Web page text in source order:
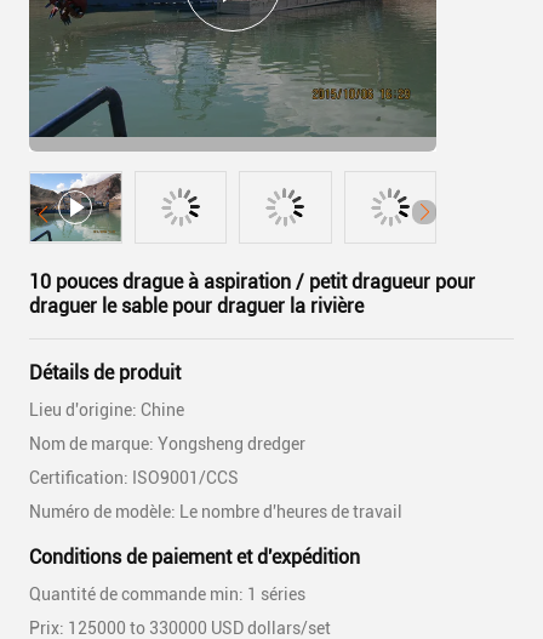
10 pouces drague à aspiration / petit dragueur pour
draguer le sable pour draguer la rivière
Détails de produit
Lieu d'origine: Chine
Nom de marque: Yongsheng dredger
Certification: ISO9001/CCS
Numéro de modèle: Le nombre d'heures de travail
Conditions de paiement et d'expédition
Quantité de commande min: 1 séries
Prix: 125000 to 330000 USD dollars/set